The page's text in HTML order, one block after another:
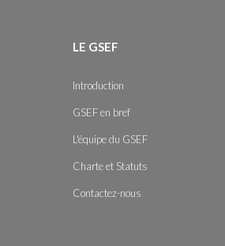
LE GSEF
Introduction
GSEF en bref
L'équipe du GSEF
Charte et Statuts
Contactez-nous